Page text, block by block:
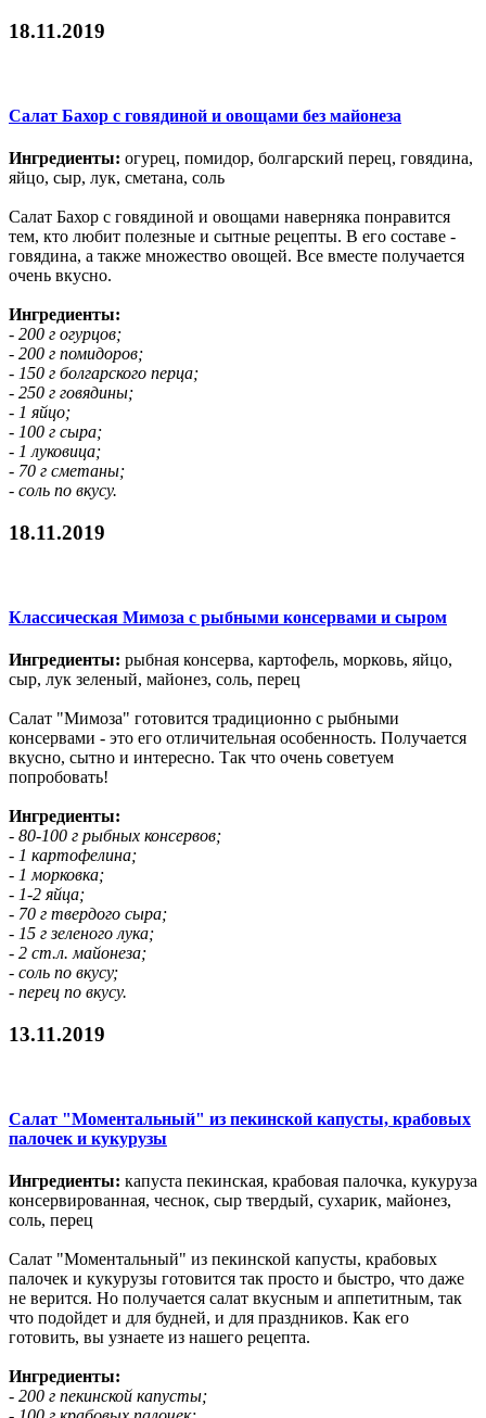
18.11.2019
Салат Бахор с говядиной и овощами без майонеза
Ингредиенты: огурец, помидор, болгарский перец, говядина,
яйцо, сыр, лук, сметана, соль
Салат Бахор с говядиной и овощами наверняка понравится
тем, кто любит полезные и сытные рецепты. В его составе -
говядина, а также множество овощей. Все вместе получается
очень вкусно.
Ингредиенты:
- 200 г огурцов;
- 200 г помидоров;
- 150 г болгарского перца;
- 250 г говядины;
- 1 яйцо;
- 100 г сыра;
- 1 луковица;
- 70 г сметаны;
- соль по вкусу.
18.11.2019
Классическая Мимоза с рыбными консервами и сыром
Ингредиенты: рыбная консерва, картофель, морковь, яйцо,
сыр, лук зеленый, майонез, соль, перец
Салат "Мимоза" готовится традиционно с рыбными
консервами - это его отличительная особенность. Получается
вкусно, сытно и интересно. Так что очень советуем
попробовать!
Ингредиенты:
- 80-100 г рыбных консервов;
- 1 картофелина;
- 1 морковка;
- 1-2 яйца;
- 70 г твердого сыра;
- 15 г зеленого лука;
- 2 ст.л. майонеза;
- соль по вкусу;
- перец по вкусу.
13.11.2019
Салат "Моментальный" из пекинской капусты, крабовых
палочек и кукурузы
Ингредиенты: капуста пекинская, крабовая палочка, кукуруза
консервированная, чеснок, сыр твердый, сухарик, майонез,
соль, перец
Салат "Моментальный" из пекинской капусты, крабовых
палочек и кукурузы готовится так просто и быстро, что даже
не верится. Но получается салат вкусным и аппетитным, так
что подойдет и для будней, и для праздников. Как его
готовить, вы узнаете из нашего рецепта.
Ингредиенты:
- 200 г пекинской капусты;